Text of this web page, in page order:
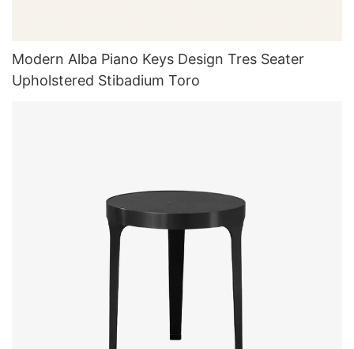
Modern Alba Piano Keys Design Tres Seater
Upholstered Stibadium Toro